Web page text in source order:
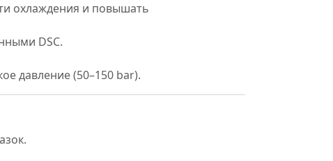
охлаждения и повышать
DSC.
давление (50–150 bar).